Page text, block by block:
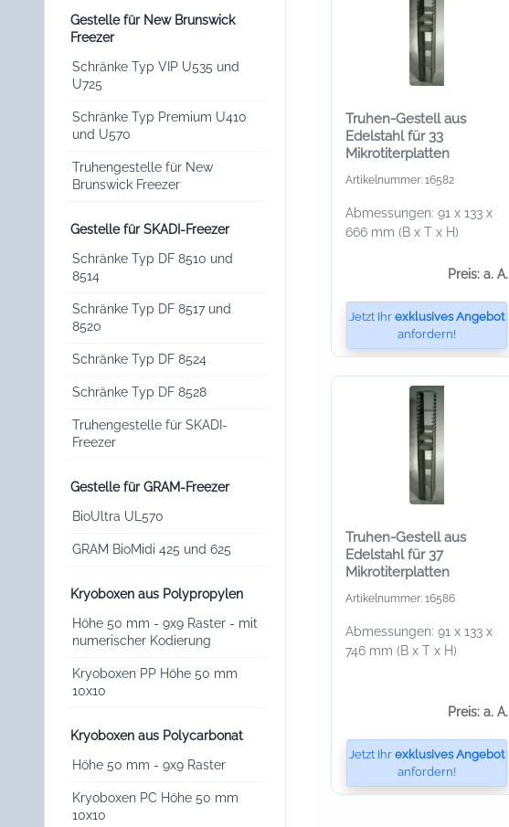
Gestelle für New Brunswick
Freezer
Schränke Typ VIP U535 und
U725
Schränke Typ Premium U410
und U570
Truhengestelle für New
Brunswick Freezer
Gestelle für SKADI-Freezer
Schränke Typ DF 8510 und
8514
Schränke Typ DF 8517 und
8520
Schränke Typ DF 8524
Schränke Typ DF 8528
Truhengestelle für SKADI-
Freezer
Gestelle für GRAM-Freezer
BioUltra UL570
GRAM BioMidi 425 und 625
Kryoboxen aus Polypropylen
Höhe 50 mm - 9x9 Raster - mit
numerischer Kodierung
Kryoboxen PP Höhe 50 mm
10x10
Kryoboxen aus Polycarbonat
Höhe 50 mm - 9x9 Raster
Kryoboxen PC Höhe 50 mm
10x10
Truhen-Gestell aus
Edelstahl für 33
Mikrotiterplatten
Artikelnummer: 16582
Abmessungen: 91 x 133 x
666 mm (B x T x H)
Preis: a. A.
Jetzt Ihr exklusives Angebot
anfordern!
Truhen-Gestell aus
Edelstahl für 37
Mikrotiterplatten
Artikelnummer: 16586
Abmessungen: 91 x 133 x
746 mm (B x T x H)
Preis: a. A.
Jetzt Ihr exklusives Angebot
anfordern!